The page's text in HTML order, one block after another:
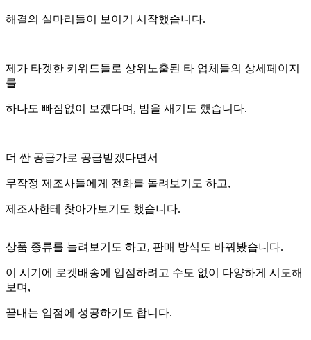
해결의 실마리들이 보이기 시작했습니다.
제가 타겟한 키워드들로 상위노출된 타 업체들의 상세페이지
를
하나도 빠짐없이 보겠다며, 밤을 새기도 했습니다.
더 싼 공급가로 공급받겠다면서
무작정 제조사들에게 전화를 돌려보기도 하고,
제조사한테 찾아가보기도 했습니다.
상품 종류를 늘려보기도 하고, 판매 방식도 바꿔봤습니다.
이 시기에 로켓배송에 입점하려고 수도 없이 다양하게 시도해
보며,
끝내는 입점에 성공하기도 합니다.